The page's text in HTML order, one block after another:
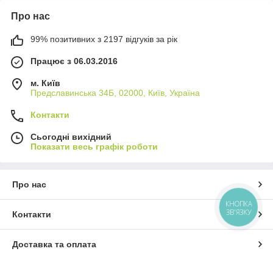
Про нас
99% позитивних з 2197 відгуків за рік
Працює з 06.03.2016
м. Київ
Предславинська 34Б, 02000, Київ, Україна
Контакти
Сьогодні вихідний
Показати весь графік роботи
Про нас
Контакти
Доставка та оплата
КНОПКА
ЗВ'ЯЗКУ